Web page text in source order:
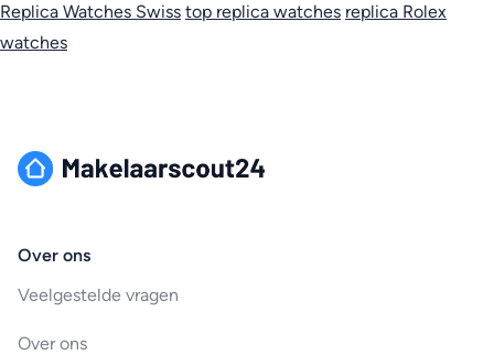
Replica Watches Swiss top replica watches replica Rolex
watches
Over ons
Veelgestelde vragen
Over ons